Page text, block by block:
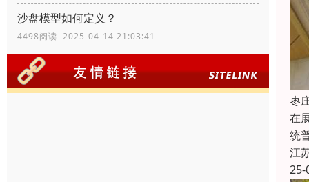
沙盘模型如何定义？
4498阅读 2025-04-14 21:03:41
枣
在
统
江
25-